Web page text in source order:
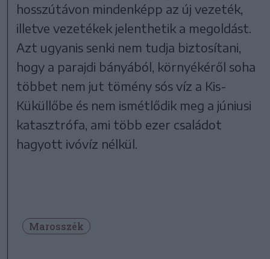
hosszútávon mindenképp az új vezeték,
illetve vezetékek jelenthetik a megoldást.
Azt ugyanis senki nem tudja biztosítani,
hogy a parajdi bányából, környékéről soha
többet nem jut tömény sós víz a Kis-
Küküllőbe és nem ismétlődik meg a júniusi
katasztrófa, ami több ezer családot
hagyott ivóvíz nélkül.
Marosszék